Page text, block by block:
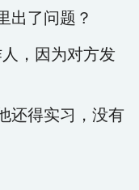
出了问题？
，因为对方发
还得实习，没有